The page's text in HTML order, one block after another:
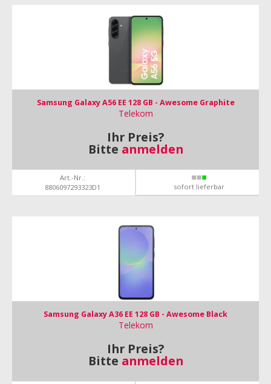
Samsung Galaxy A56 EE 128 GB - Awesome Graphite
Telekom
Ihr Preis?
Bitte anmelden
Art.-Nr.:
8806097293323D1
sofort lieferbar
Samsung Galaxy A36 EE 128 GB - Awesome Black
Telekom
Ihr Preis?
Bitte anmelden